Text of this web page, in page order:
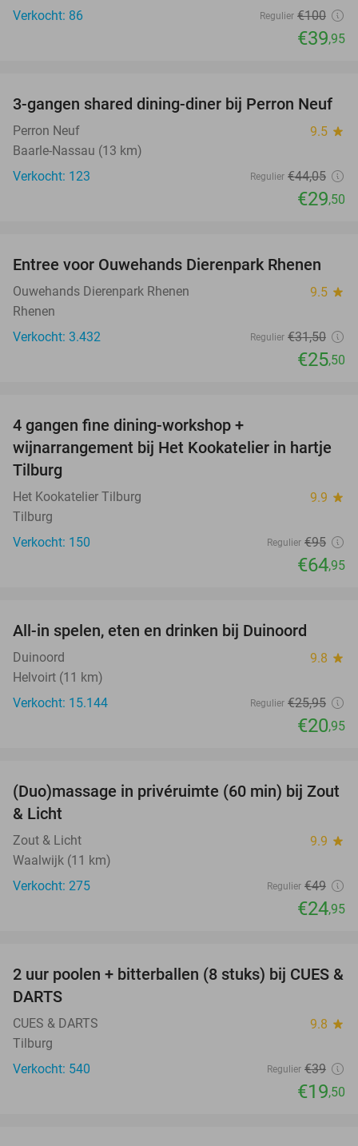
Verkocht: 86 Regulier €100
€39,95
33%
3-gangen shared dining-diner bij Perron Neuf
Perron Neuf 9.5 star
Baarle-Nassau (13 km)
Verkocht: 123
Regulier €44,05
€29,50
19%
Entree voor Ouwehands Dierenpark Rhenen
Ouwehands Dierenpark Rhenen 9.5 star
Rhenen
Verkocht: 3.432
Regulier €31,50
€25,50
4 gangen fine dining-workshop +
wijnarrangement bij Het Kookatelier in hartje
Tilburg
Het Kookatelier Tilburg 9.9 star
Tilburg
Verkocht: 150
Regulier €95
€64,95
All-in spelen, eten en drinken bij Duinoord
Duinoord 9.8 star
Helvoirt (11 km)
Verkocht: 15.144
Regulier €25,95
€20,95
49%
(Duo)massage in privéruimte (60 min) bij Zout
& Licht
Zout & Licht 9.9 star
Waalwijk (11 km)
Verkocht: 275
Regulier €49
€24,95
50%
2 uur poolen + bitterballen (8 stuks) bij CUES &
DARTS
CUES & DARTS 9.8 star
Tilburg
Verkocht: 540
Regulier €39
€19,50